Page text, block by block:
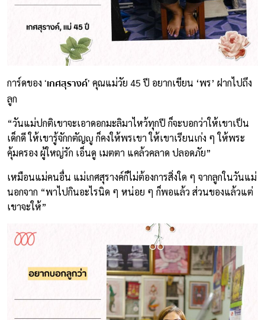
การ์ดของ ‘เกศสุรางค์’ คุณแม่วัย 45 ปี อยากเขียน ‘พร’ ฝากไปถึง
ลูก
“วันแม่ปกติเขาจะเอาดอกมะลิมาไหว้ทุกปี ก็จะบอกว่าให้เขาเป็น
เด็กดี ให้เขารู้จักกตัญญู ก็คงให้พรเขา ให้เขาเรียนเก่ง ๆ ให้พระ
คุ้มครอง ผู้ใหญ่รัก เอ็นดู เมตตา แคล้วคลาด ปลอดภัย”
เหมือนแม่คนอื่น แม่เกศสุรางค์ก็ไม่ต้องการสิ่งใด ๆ จากลูกในวันแม่
นอกจาก “พาไปกินอะไรนิด ๆ หน่อย ๆ ก็พอแล้ว ส่วนของแล้วแต่
เขาจะให้”